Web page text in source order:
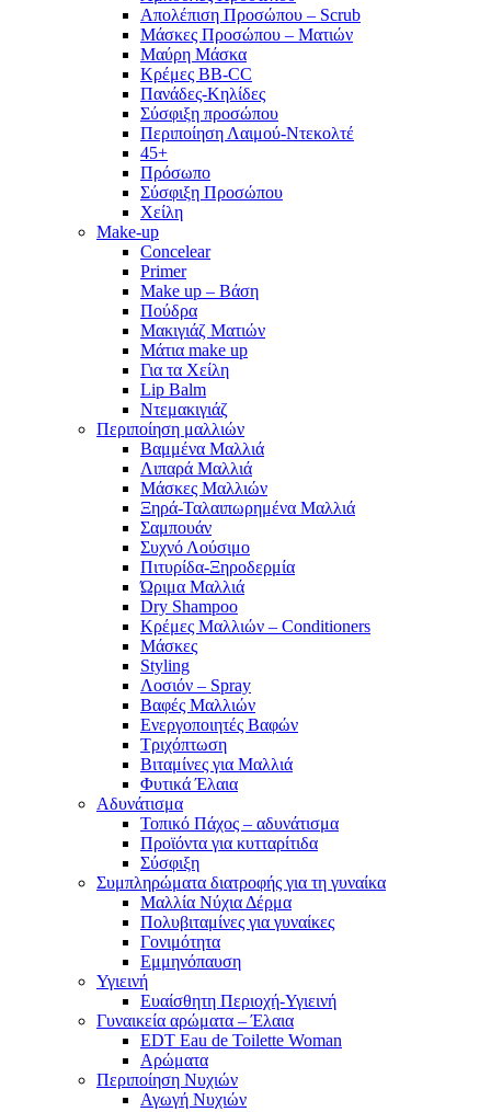
Απολέπιση Προσώπου – Scrub
Μάσκες Προσώπου – Ματιών
Μαύρη Μάσκα
Κρέμες BB-CC
Πανάδες-Κηλίδες
Σύσφιξη προσώπου
Περιποίηση Λαιμού-Ντεκολτέ
45+
Πρόσωπο
Σύσφιξη Προσώπου
Χείλη
Make-up
Concelear
Primer
Make up – Βάση
Πούδρα
Μακιγιάζ Ματιών
Μάτια make up
Για τα Χείλη
Lip Balm
Ντεμακιγιάζ
Περιποίηση μαλλιών
Βαμμένα Μαλλιά
Λιπαρά Μαλλιά
Μάσκες Μαλλιών
Ξηρά-Ταλαιπωρημένα Μαλλιά
Σαμπουάν
Συχνό Λούσιμο
Πιτυρίδα-Ξηροδερμία
Ώριμα Μαλλιά
Dry Shampoo
Κρέμες Μαλλιών – Conditioners
Μάσκες
Styling
Λοσιόν – Spray
Βαφές Μαλλιών
Ενεργοποιητές Βαφών
Τριχόπτωση
Βιταμίνες για Μαλλιά
Φυτικά Έλαια
Αδυνάτισμα
Τοπικό Πάχος – αδυνάτισμα
Προϊόντα για κυτταρίτιδα
Σύσφιξη
Συμπληρώματα διατροφής για τη γυναίκα
Μαλλία Νύχια Δέρμα
Πολυβιταμίνες για γυναίκες
Γονιμότητα
Εμμηνόπαυση
Υγιεινή
Ευαίσθητη Περιοχή-Υγιεινή
Γυναικεία αρώματα – Έλαια
EDT Eau de Toilette Woman
Αρώματα
Περιποίηση Νυχιών
Αγωγή Νυχιών